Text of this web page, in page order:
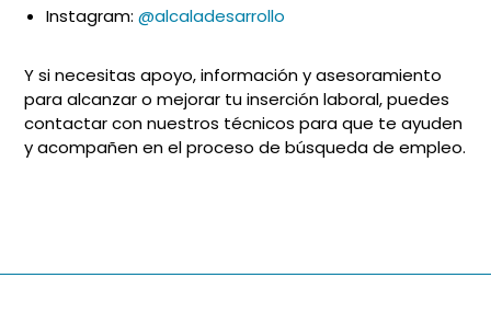
Instagram:@alcaladesarrollo
Y si necesitas apoyo, información y asesoramiento
para alcanzar o mejorar tu inserción laboral, puedes
contactar con nuestros técnicos para que te ayuden
y acompañen en el proceso de búsqueda de empleo.